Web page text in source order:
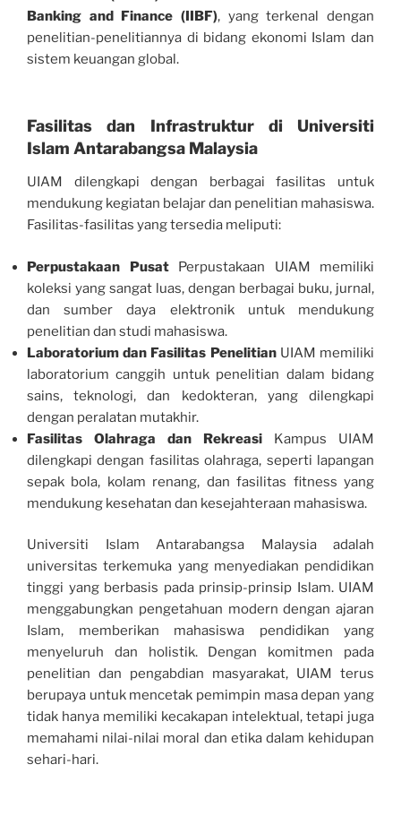
Banking and Finance (IIBF), yang terkenal dengan
penelitian-penelitiannya di bidang ekonomi Islam dan
sistem keuangan global.
Fasilitas dan Infrastruktur di Universiti
Islam Antarabangsa Malaysia
UIAM dilengkapi dengan berbagai fasilitas untuk
mendukung kegiatan belajar dan penelitian mahasiswa.
Fasilitas-fasilitas yang tersedia meliputi:
Perpustakaan PusatPerpustakaan UIAM memiliki
koleksi yang sangat luas, dengan berbagai buku, jurnal,
dan sumber daya elektronik untuk mendukung
penelitian dan studi mahasiswa.
Laboratorium dan Fasilitas PenelitianUIAM memiliki
laboratorium canggih untuk penelitian dalam bidang
sains, teknologi, dan kedokteran, yang dilengkapi
dengan peralatan mutakhir.
Fasilitas Olahraga dan Rekreasi Kampus UIAM
dilengkapi dengan fasilitas olahraga, seperti lapangan
sepak bola, kolam renang, dan fasilitas fitness yang
mendukung kesehatan dan kesejahteraan mahasiswa.
Universiti Islam Antarabangsa Malaysia adalah
universitas terkemuka yang menyediakan pendidikan
tinggi yang berbasis pada prinsip-prinsip Islam. UIAM
menggabungkan pengetahuan modern dengan ajaran
Islam, memberikan mahasiswa pendidikan yang
menyeluruh dan holistik. Dengan komitmen pada
penelitian dan pengabdian masyarakat, UIAM terus
berupaya untuk mencetak pemimpin masa depan yang
tidak hanya memiliki kecakapan intelektual, tetapi juga
memahami nilai-nilai moral dan etika dalam kehidupan
sehari-hari.